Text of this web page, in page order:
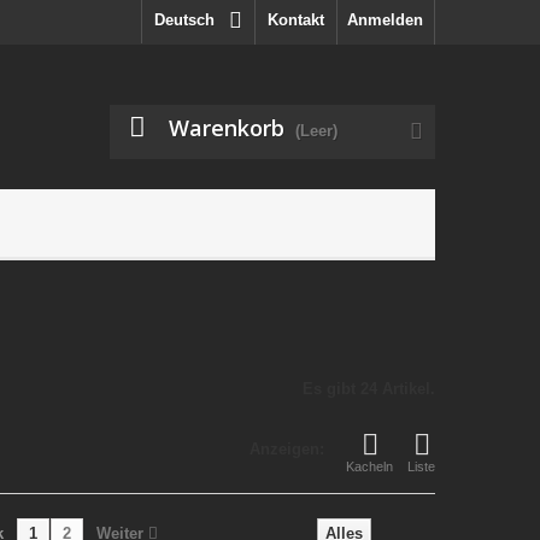
Anmelden
Kontakt
Deutsch
Warenkorb (Leer)
Kacheln Liste
Alles
1 2 Weiter